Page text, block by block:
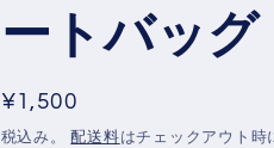
ートバッ
通
常
¥1,500
税込み。 配送料はチェックアウト時